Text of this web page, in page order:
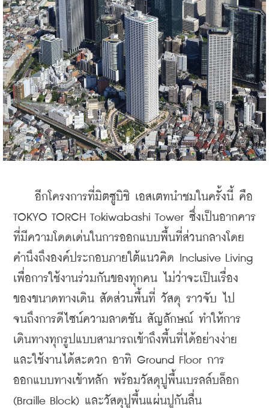
อีกโครงการที่มิตซูบิชิ เอสเตทนำชมในครั้งนี้ คือ
TOKYO TORCH Tokiwabashi Tower ซึ่งเป็นอากคาร
ที่มีความโดดเด่นในการออกแบบพื้นที่ส่วนกลางโดย
คำนึงถึงองค์ประกอบภายใต้แนวคิด Inclusive Living
เพื่อการใช้งานร่วมกันของทุกคน ไม่ว่าจะเป็นเรื่อง
ของขนาดทางเดิน สัดส่วนพื้นที่ วัสดุ ราวจับ ไป
จนถึงการดีไซน์ความลาดชัน สัญลักษณ์ ทำให้การ
เดินทางทุกรูปแบบสามารถเข้าถึงพื้นที่ได้อย่างง่าย
และใช้งานได้สะดวก อาทิ Ground Floor การ
ออกแบบทางเข้าหลัก พร้อมวัสดุปูพื้นเบรลล์บล็อก
(Braille Block) และวัสดุปูพื้นแผ่นปูกันลื่น